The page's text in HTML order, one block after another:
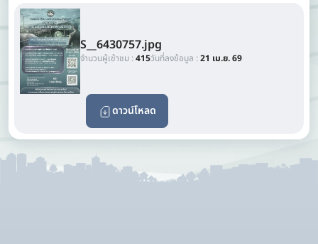
S__6430757.jpg
จำนวนผู้เข้าชม :415วันที่ลงข้อมูล :21 เม.ย. 69
ดาวน์โหลด